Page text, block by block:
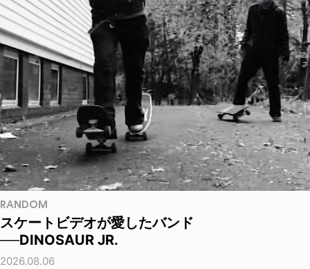
RANDOM
スケートビデオが愛したバンド
──DINOSAUR JR.
2026.08.06